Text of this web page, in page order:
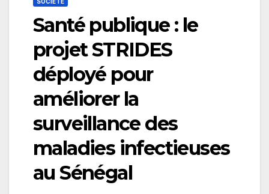
Santé publique : le
projet STRIDES
déployé pour
améliorer la
surveillance des
maladies infectieuses
au Sénégal